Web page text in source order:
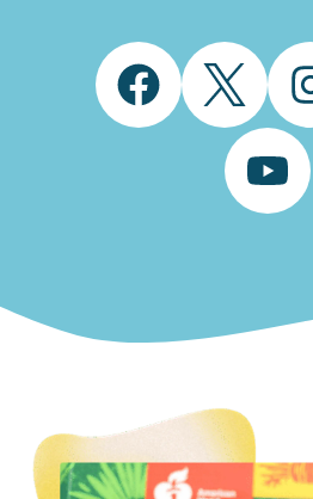
FacebookTwitter
YouTube